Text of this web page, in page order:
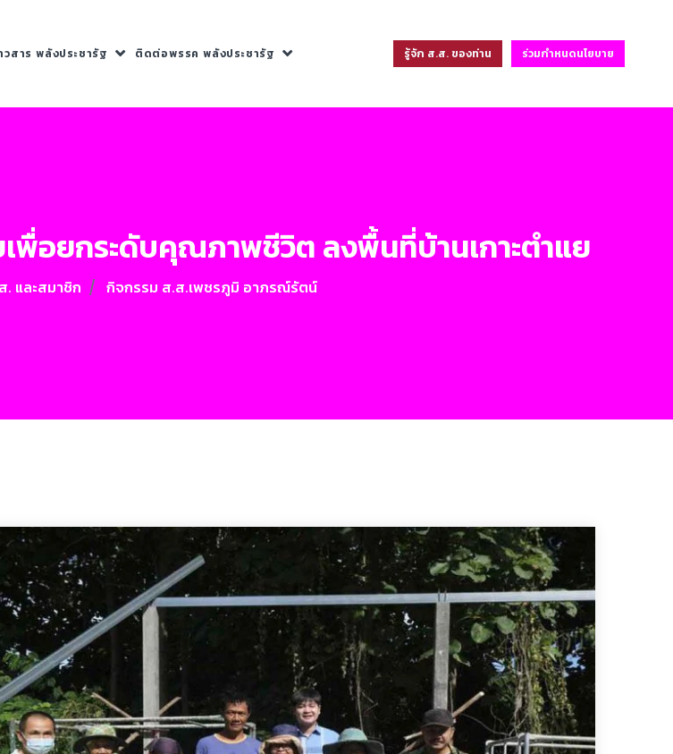
วสาร พลังประชารัฐ ติดต่อพรรค พลังประชารัฐ รู้จัก ส.ส. ของท่าน ร่วมกำหนดนโยบาย
พื่อยกระดับคุณภาพชีวิต ลงพื้นที่บ้านเกาะตำแย
และสมาชิก กิจกรรม ส.ส.เพชรภูมิ อาภรณ์รัตน์